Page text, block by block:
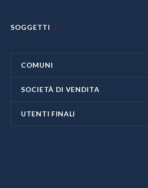
SOGGETTI
COMUNI
SOCIETÀ DI VENDITA
UTENTI FINALI